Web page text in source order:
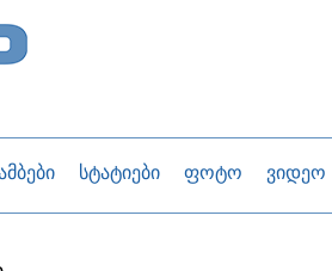
სტატიები ფოტო ვიდეო